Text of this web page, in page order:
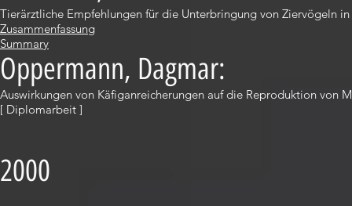
Tierärztliche Empfehlungen für die Unterbringung von Ziervögeln
Zusammenfassung
Summary
Oppermann, Dagmar:
Auswirkungen von Käfiganreicherungen auf die Reproduktion von
[ Diplomarbeit ]
2000